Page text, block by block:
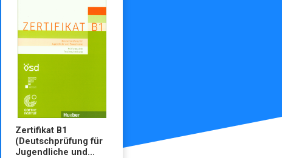
Zertifikat B1
(Deutschprüfung für
Jugendliche und...